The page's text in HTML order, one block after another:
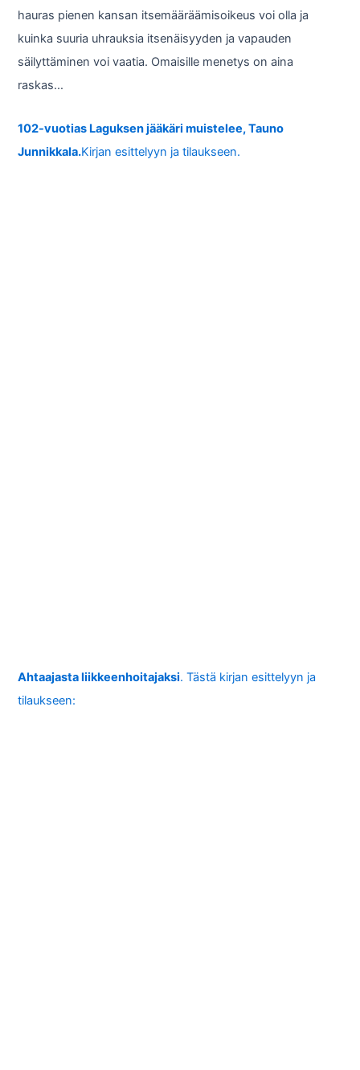
hauras pienen kansan itsemääräämisoikeus voi olla ja
kuinka suuria uhrauksia itsenäisyyden ja vapauden
säilyttäminen voi vaatia. Omaisille menetys on aina
raskas…
102-vuotias Laguksen jääkäri muistelee, Tauno
Junnikkala.Kirjan esittelyyn ja tilaukseen.
Ahtaajasta liikkeenhoitajaksi. Tästä kirjan esittelyyn ja
tilaukseen: